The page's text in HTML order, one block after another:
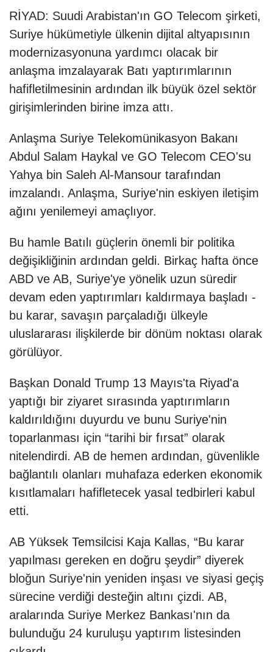
RİYAD: Suudi Arabistan'ın GO Telecom şirketi,
Suriye hükümetiyle ülkenin dijital altyapısının
modernizasyonuna yardımcı olacak bir
anlaşma imzalayarak Batı yaptırımlarının
hafifletilmesinin ardından ilk büyük özel sektör
girişimlerinden birine imza attı.
Anlaşma Suriye Telekomünikasyon Bakanı
Abdul Salam Haykal ve GO Telecom CEO'su
Yahya bin Saleh Al-Mansour tarafından
imzalandı. Anlaşma, Suriye'nin eskiyen iletişim
ağını yenilemeyi amaçlıyor.
Bu hamle Batılı güçlerin önemli bir politika
değişikliğinin ardından geldi. Birkaç hafta önce
ABD ve AB, Suriye'ye yönelik uzun süredir
devam eden yaptırımları kaldırmaya başladı -
bu karar, savaşın parçaladığı ülkeyle
uluslararası ilişkilerde bir dönüm noktası olarak
görülüyor.
Başkan Donald Trump 13 Mayıs'ta Riyad'a
yaptığı bir ziyaret sırasında yaptırımların
kaldırıldığını duyurdu ve bunu Suriye'nin
toparlanması için “tarihi bir fırsat” olarak
nitelendirdi. AB de hemen ardından, güvenlikle
bağlantılı olanları muhafaza ederken ekonomik
kısıtlamaları hafifletecek yasal tedbirleri kabul
etti.
AB Yüksek Temsilcisi Kaja Kallas, “Bu karar
yapılması gereken en doğru şeydir” diyerek
bloğun Suriye'nin yeniden inşası ve siyasi geçiş
sürecine verdiği desteğin altını çizdi. AB,
aralarında Suriye Merkez Bankası'nın da
bulunduğu 24 kuruluşu yaptırım listesinden